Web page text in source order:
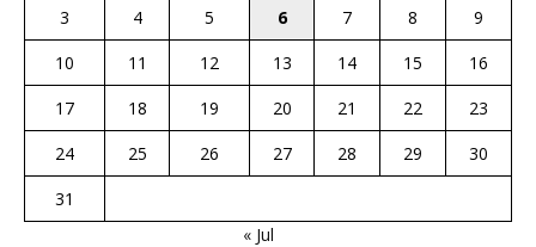
3
4 5 6 7 8
9
10
11 12 13 14 15
16
17
18 19 20 21 22
23
24
25 26 27 28 29
30
31
« Jul